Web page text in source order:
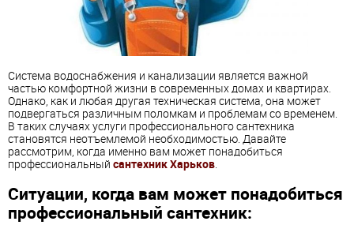
Система водоснабжения и канализации является важной
частью комфортной жизни в современных домах и квартирах.
Однако, как и любая другая техническая система, она может
подвергаться различным поломкам и проблемам со временем.
В таких случаях услуги профессионального сантехника
становятся неотъемлемой необходимостью. Давайте
рассмотрим, когда именно вам может понадобиться
профессиональный сантехник Харьков.
Ситуации, когда вам может понадобиться
профессиональный сантехник: